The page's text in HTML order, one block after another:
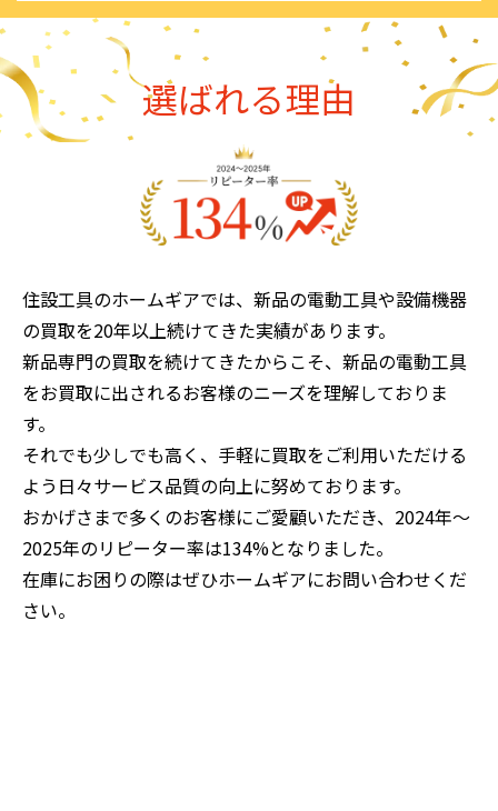
選ばれる理由
住設工具のホームギアでは、新品の電動工具や設備機器
の買取を20年以上続けてきた実績があります。
新品専門の買取を続けてきたからこそ、新品の電動工具
をお買取に出されるお客様のニーズを理解しておりま
す。
それでも少しでも高く、手軽に買取をご利用いただける
よう日々サービス品質の向上に努めております。
おかげさまで多くのお客様にご愛顧いただき、2024年～
2025年のリピーター率は134%となりました。
在庫にお困りの際はぜひホームギアにお問い合わせくだ
さい。